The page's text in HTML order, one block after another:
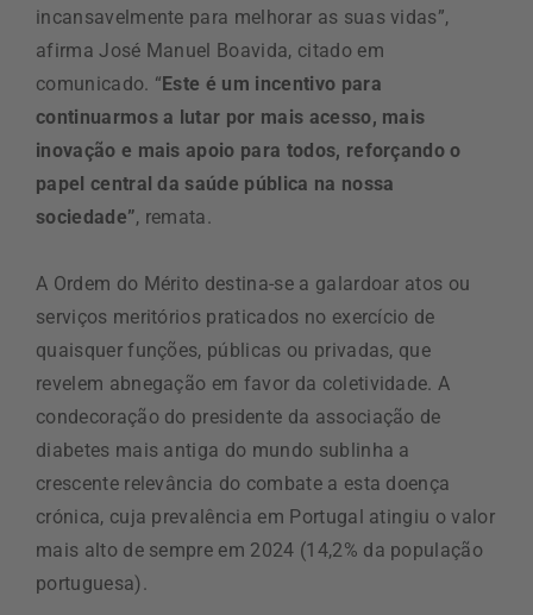
incansavelmente para melhorar as suas vidas”,
afirma José Manuel Boavida, citado em
comunicado. “ Este é um incentivo para
continuarmos a lutar por mais acesso, mais
inovação e mais apoio para todos, reforçando o
papel central da saúde pública na nossa
sociedade”, remata.
A Ordem do Mérito destina-se a galardoar atos ou
serviços meritórios praticados no exercício de
quaisquer funções, públicas ou privadas, que
revelem abnegação em favor da coletividade. A
condecoração do presidente da associação de
diabetes mais antiga do mundo sublinha a
crescente relevância do combate a esta doença
crónica, cuja prevalência em Portugal atingiu o valor
mais alto de sempre em 2024 (14,2% da população
portuguesa).